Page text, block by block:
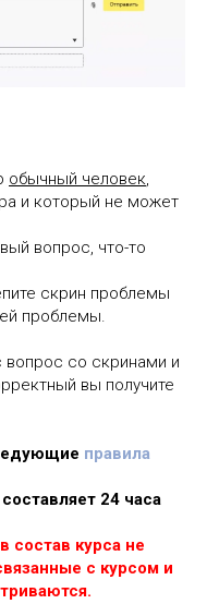
обычный человек,
и который не может
вопрос, что-то
скрин проблемы
проблемы.
вопрос со скринами и
вы получите
правила
24 часа
состав курса не
с курсом и